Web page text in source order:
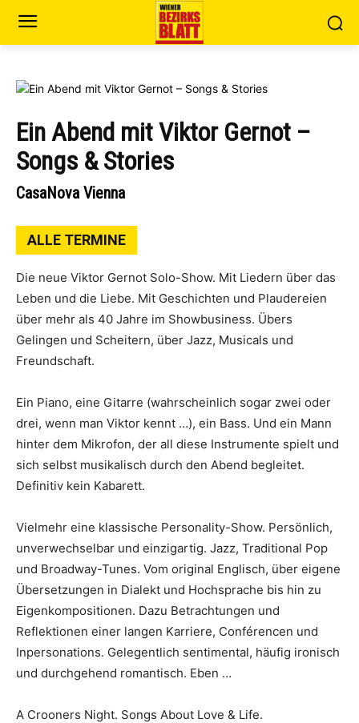
Ein Abend mit Viktor Gernot –
Songs & Stories
CasaNova Vienna
ALLE TERMINE
Die neue Viktor Gernot Solo-Show. Mit Liedern über das
Leben und die Liebe. Mit Geschichten und Plaudereien
über mehr als 40 Jahre im Showbusiness. Übers
Gelingen und Scheitern, über Jazz, Musicals und
Freundschaft.
Ein Piano, eine Gitarre (wahrscheinlich sogar zwei oder
drei, wenn man Viktor kennt …), ein Bass. Und ein Mann
hinter dem Mikrofon, der all diese Instrumente spielt und
sich selbst musikalisch durch den Abend begleitet.
Definitiv kein Kabarett.
Vielmehr eine klassische Personality-Show. Persönlich,
unverwechselbar und einzigartig. Jazz, Traditional Pop
und Broadway-Tunes. Vom original Englisch, über eigene
Übersetzungen in Dialekt und Hochsprache bis hin zu
Eigenkompositionen. Dazu Betrachtungen und
Reflektionen einer langen Karriere, Conférencen und
Inpersonations. Gelegentlich sentimental, häufig ironisch
und durchgehend romantisch. Eben …
A Crooners Night. Songs About Love & Life.